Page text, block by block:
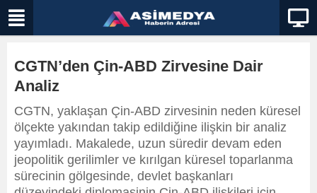
CGTN’den Çin-ABD Zirvesine Dair
Analiz
CGTN, yaklaşan Çin-ABD zirvesinin neden küresel
ölçekte yakından takip edildiğine ilişkin bir analiz
yayımladı. Makalede, uzun süredir devam eden
jeopolitik gerilimler ve kırılgan küresel toparlanma
sürecinin gölgesinde, devlet başkanları